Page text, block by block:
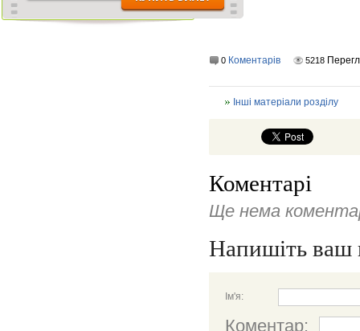
0 Коментарів 5218
Інші матеріали розділу
Коментарі
Ще нема
Напишіть ваш
Ім'я:
Коментар: